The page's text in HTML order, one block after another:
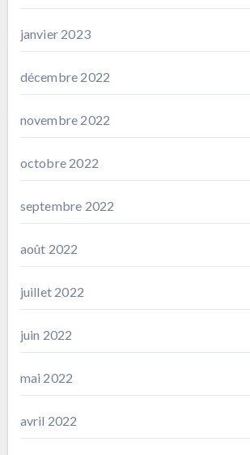
janvier 2023
décembre 2022
novembre 2022
octobre 2022
septembre 2022
août 2022
juillet 2022
juin 2022
mai 2022
avril 2022